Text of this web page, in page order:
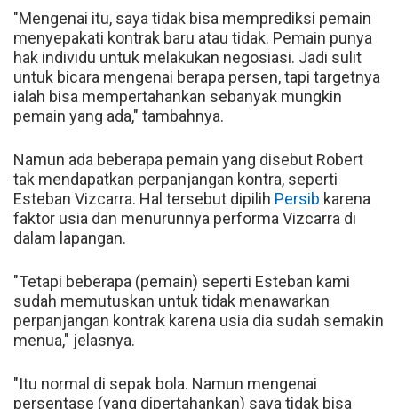
"Mengenai itu, saya tidak bisa memprediksi pemain
menyepakati kontrak baru atau tidak. Pemain punya
hak individu untuk melakukan negosiasi. Jadi sulit
untuk bicara mengenai berapa persen, tapi targetnya
ialah bisa mempertahankan sebanyak mungkin
pemain yang ada," tambahnya.
Namun ada beberapa pemain yang disebut Robert
tak mendapatkan perpanjangan kontra, seperti
Esteban Vizcarra. Hal tersebut dipilih Persib karena
faktor usia dan menurunnya performa Vizcarra di
dalam lapangan.
"Tetapi beberapa (pemain) seperti Esteban kami
sudah memutuskan untuk tidak menawarkan
perpanjangan kontrak karena usia dia sudah semakin
menua," jelasnya.
"Itu normal di sepak bola. Namun mengenai
persentase (yang dipertahankan) saya tidak bisa